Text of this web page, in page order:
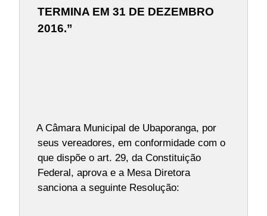
TERMINA EM 31 DE DEZEMBRO
2016.”
A Câmara Municipal de Ubaporanga, por
seus vereadores, em conformidade com o
que dispõe o art. 29, da Constituição
Federal, aprova e a Mesa Diretora
sanciona a seguinte Resolução: